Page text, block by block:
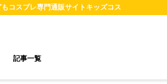
もコスプレ専門通販サイトキッズコス
記事一覧